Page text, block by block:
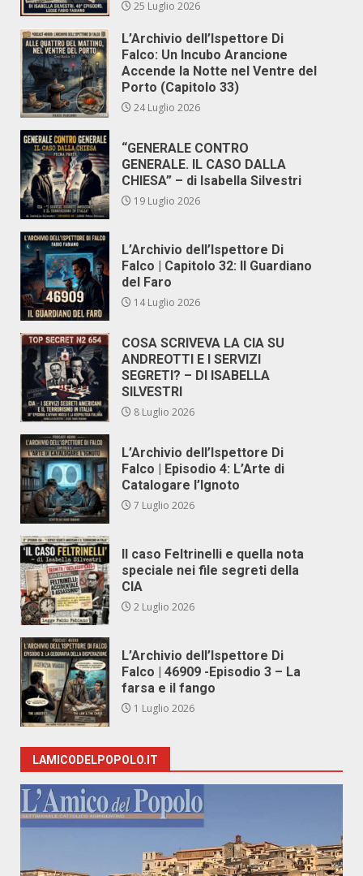
25 Luglio 2026
L’Archivio dell’Ispettore Di
Falco: Un Incubo Arancione
Accende la Notte nel Ventre del
Porto (Capitolo 33)
24 Luglio 2026
“GENERALE CONTRO
GENERALE. IL CASO DALLA
CHIESA” – di Isabella Silvestri
19 Luglio 2026
L’Archivio dell’Ispettore Di
Falco | Capitolo 32: Il Guardiano
del Faro
14 Luglio 2026
COSA SCRIVEVA LA CIA SU
ANDREOTTI E I SERVIZI
SEGRETI? – DI ISABELLA
SILVESTRI
8 Luglio 2026
L’Archivio dell’Ispettore Di
Falco | Episodio 4: L’Arte di
Catalogare l’Ignoto
7 Luglio 2026
Il caso Feltrinelli e quella nota
speciale nei file segreti della
CIA
2 Luglio 2026
L’Archivio dell’Ispettore Di
Falco | 46909 -Episodio 3 – La
farsa e il fango
1 Luglio 2026
LAMICODELPOPOLO.IT